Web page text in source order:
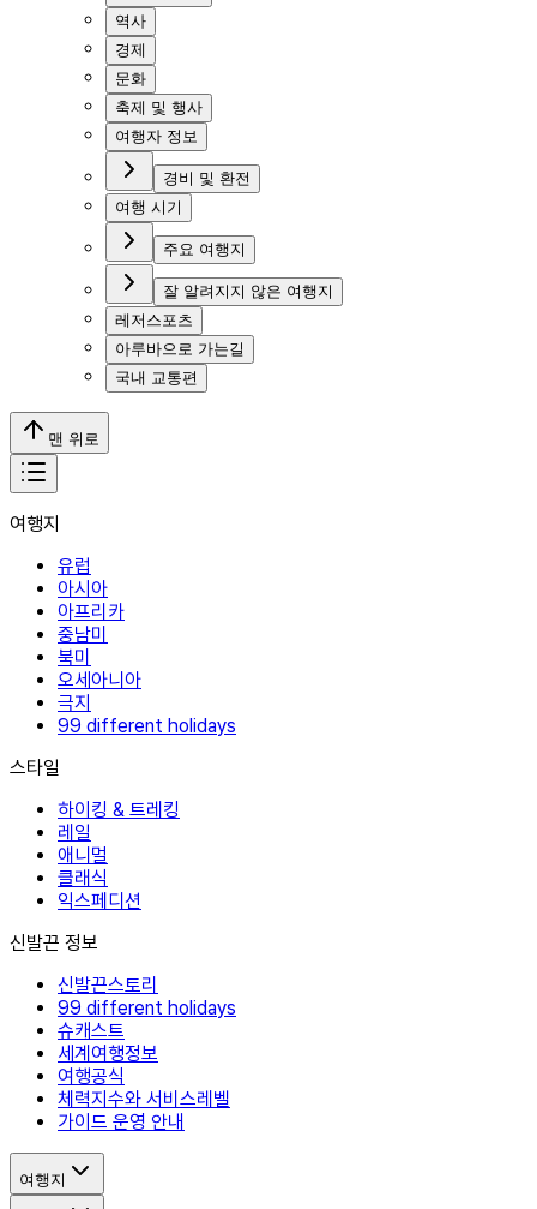
역사
경제
문화
축제 및 행사
여행자 정보
경비 및 환전
여행 시기
주요 여행지
잘 알려지지 않은 여행지
레저스포츠
아루바으로 가는길
국내 교통편
맨 위로
여행지
유럽
아시아
아프리카
중남미
북미
오세아니아
극지
99 different holidays
스타일
하이킹 & 트레킹
레일
애니멀
클래식
익스페디션
신발끈 정보
신발끈스토리
99 different holidays
슈캐스트
세계여행정보
여행공식
체력지수와 서비스레벨
가이드 운영 안내
여행지